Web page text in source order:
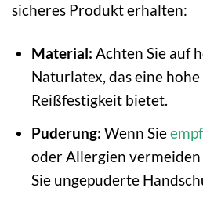
sicheres Produkt erhalten:
Material: Achten Sie auf
Naturlatex, das eine
Reißfestigkeit bietet.
Puderung: Wenn Sie
oder Allergien
Sie ungepuderte